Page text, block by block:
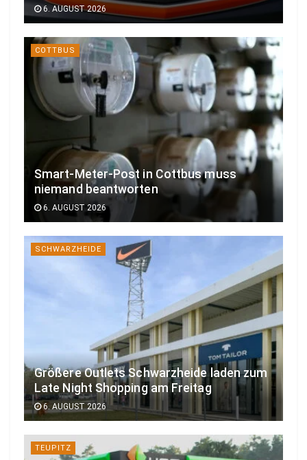
6. AUGUST 2026
COTTBUS
Smart-Meter-Post in Cottbus muss
niemand beantworten
6. AUGUST 2026
SCHWARZHEIDE
Größere Outlets Schwarzheide laden zum
Late Night Shopping am Freitag
6. AUGUST 2026
TEUPITZ